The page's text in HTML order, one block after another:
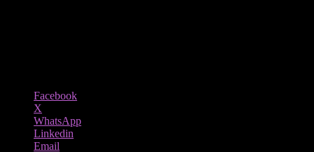
Facebook
X
WhatsApp
Linkedin
Email